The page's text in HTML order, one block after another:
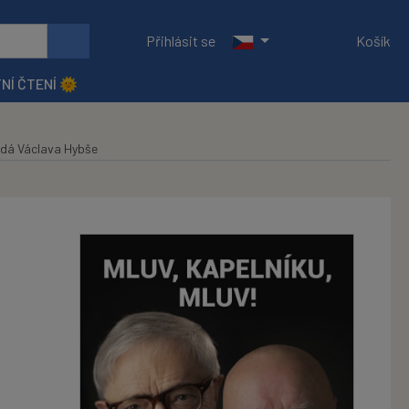
Přihlásit se Košík
ČTENÍ 🌞
Václava Hybše